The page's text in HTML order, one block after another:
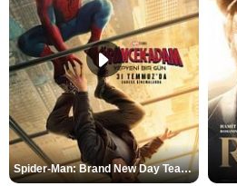
Spider-Man: Brand New Day Teaser